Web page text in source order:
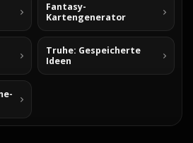
Fantasy-
Kartengenerator
Truhe: Gespeicherte
Ideen